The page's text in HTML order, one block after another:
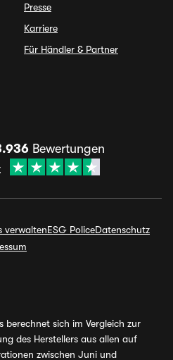
Presse
Karriere
Für Händler & Partner
Bewertungen
verwaltenESG PoliceDatenschutz
berechnet sich im Vergleich zur
des Herstellers aus allen auf
zwischen Juni und